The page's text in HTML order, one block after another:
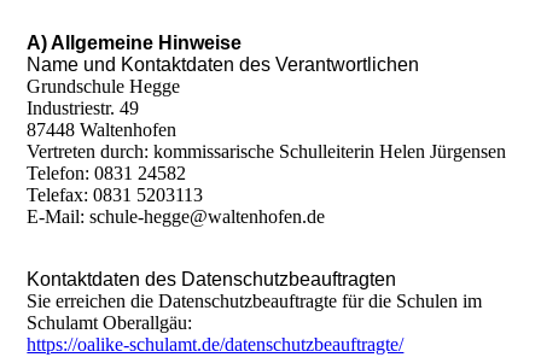
A) Allgemeine Hinweise
Name und Kontaktdaten des Verantwortlichen
Grundschule Hegge
Industriestr. 49
87448 Waltenhofen
Vertreten durch: kommissarische Schulleiterin Helen Jürgensen
Telefon: 0831 24582
Telefax: 0831 5203113
E-Mail: schule-hegge@waltenhofen.de
Kontaktdaten des Datenschutzbeauftragten
Sie erreichen die Datenschutzbeauftragte für die Schulen im
Schulamt Oberallgäu:
https://oalike-schulamt.de/datenschutzbeauftragte/